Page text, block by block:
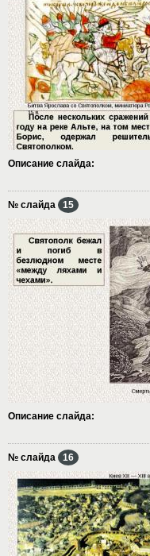
Описание слайда:
№ слайда 15
Описание слайда:
№ слайда 16